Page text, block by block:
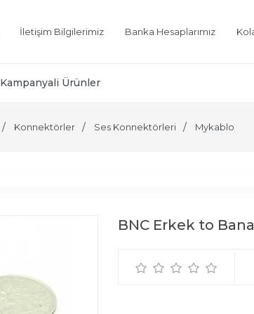
İletişim Bilgilerimiz Banka Hesaplarımız
Kampanyali Ürünler
Konnektörler Ses Konnektörleri Mykablo
BNC Erkek to